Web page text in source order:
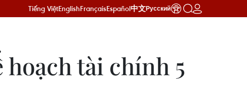
Tiếng ViệtEnglishFrançaisEspañol中文Русский
tài chính 5